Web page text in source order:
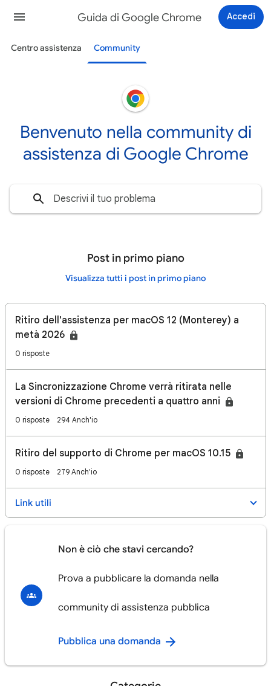
Guida di Google Chrome Accedi
Centro assistenza Community
Benvenuto nella community di
assistenza di Google Chrome
Post in primo piano
Visualizza tutti i post in primo piano
Ritiro dell'assistenza per macOS 12 (Monterey) a
metà 2026
0 risposte
La Sincronizzazione Chrome verrà ritirata nelle
versioni di Chrome precedenti a quattro anni
0 risposte 294 Anch'io
Ritiro del supporto di Chrome per macOS 10.15
0 risposte 279 Anch'io
Link utili
Non è ciò che stavi cercando?
Prova a pubblicare la domanda nella
community di assistenza pubblica
Pubblica una domanda